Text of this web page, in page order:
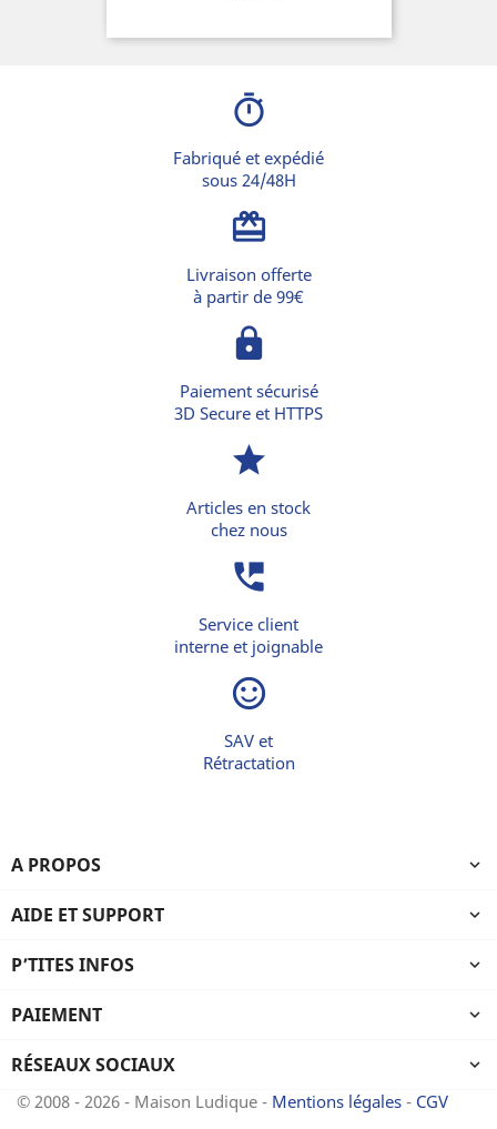
timer
Fabriqué et expédié
sous 24/48H
card_giftcard
Livraison offerte
à partir de 99€
lock
Paiement sécurisé
3D Secure et HTTPS
star
Articles en stock
chez nous
perm_phone_msg
Service client
interne et joignable
sentiment_satisfied_alt
SAV et
Rétractation
A PROPOS 
AIDE ET SUPPORT 
P’TITES INFOS 
PAIEMENT 
RÉSEAUX SOCIAUX 
© 2008 - 2026 - Maison Ludique - Mentions légales - CGV